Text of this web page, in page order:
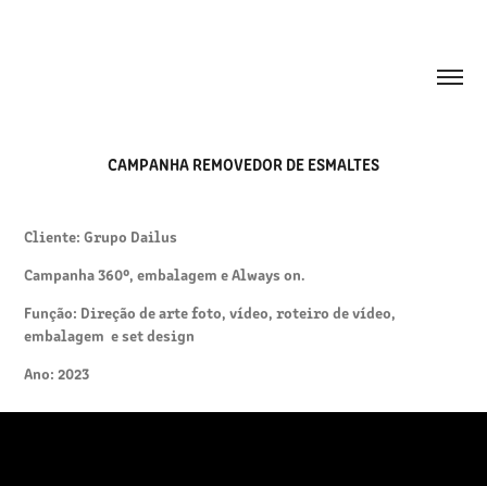
CAMPANHA REMOVEDOR DE ESMALTES
Cliente: Grupo Dailus
Campanha 360º, embalagem e Always on.
Função: Direção de arte foto, vídeo, roteiro de vídeo,
embalagem e set design
Ano: 2023